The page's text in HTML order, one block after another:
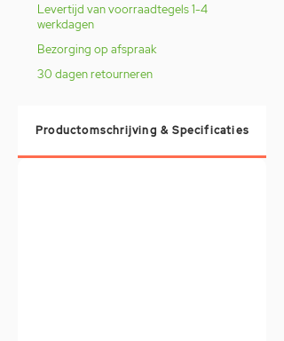
Levertijd van voorraadtegels 1-4
werkdagen
Bezorging op afspraak
30 dagen retourneren
Productomschrijving & Specificaties